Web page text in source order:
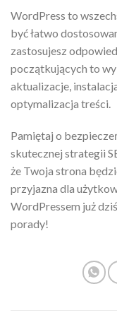
WordPress to
być łatwo
zastosujesz
początkujących to
aktualizacje,
optymalizacja treści.
Pamiętaj o
skutecznej strategii
że Twoja strona
przyjazna dla
WordPressem już
porady!